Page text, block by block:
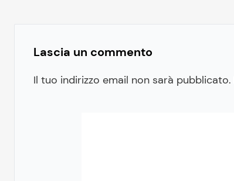
Lascia un commento
Il tuo indirizzo email non sarà pubblicato.